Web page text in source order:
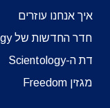
איך אנחנו עוזרים
חדר החדשות של Scientology
דת ה-Scientology
מגזין Freedom